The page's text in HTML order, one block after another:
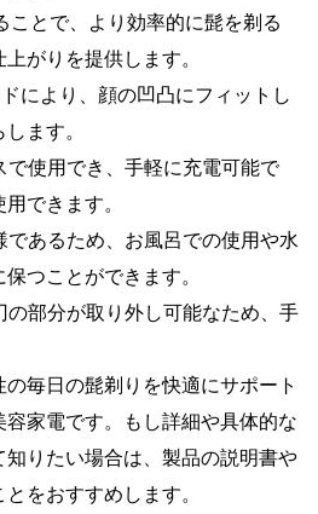
ことで、より効率的に髭を剃る
がりを提供します。
により、顔の凹凸にフィットし
ます。
で使用でき、手軽に充電可能で
できます。
であるため、お風呂での使用や水
つことができます。
の部分が取り外し可能なため、手
毎日の髭剃りを快適にサポート
家電です。もし詳細や具体的な
りたい場合は、製品の説明書や
をおすすめします。